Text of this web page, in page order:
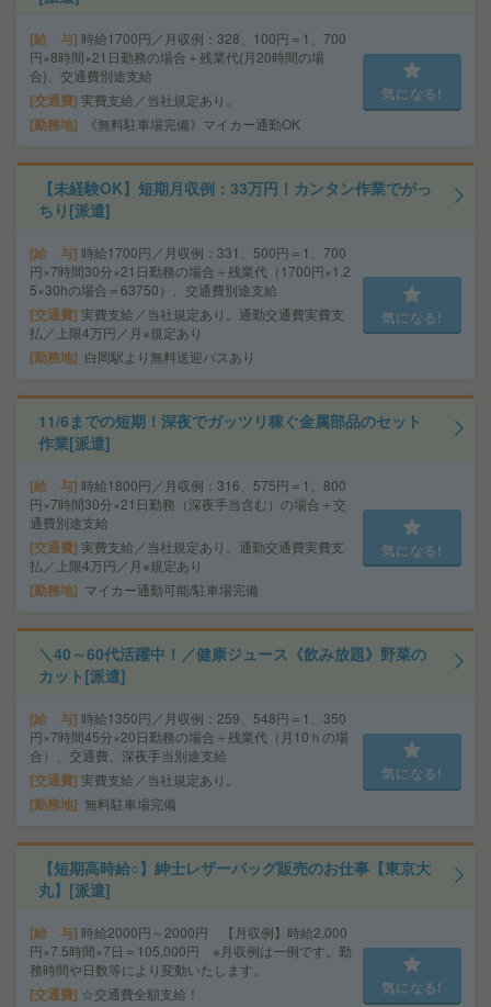
給 与 時給1700円／月収例：328、100円＝1、700
円×8時間×21日勤務の場合＋残業代(月20時間の場
合)、交通費別途支給
交通費 実費支給／当社規定あり。
勤務地 《無料駐車場完備》マイカー通勤OK
気になる!
【未経験OK】短期月収例：33万円！カンタン作業でがっ
ちり[派遣]
給 与 時給1700円／月収例：331、500円＝1、700
円×7時間30分×21日勤務の場合＋残業代（1700円×1.2
5×30hの場合＝63750）、交通費別途支給
交通費 実費支給／当社規定あり。通勤交通費実費支
払／上限4万円／月※規定あり
勤務地 白岡駅より無料送迎バスあり
気になる!
11/6までの短期！深夜でガッツリ稼ぐ金属部品のセット
作業[派遣]
給 与 時給1800円／月収例：316、575円＝1、800
円×7時間30分×21日勤務（深夜手当含む）の場合＋交
通費別途支給
交通費 実費支給／当社規定あり。通勤交通費実費支
払／上限4万円／月※規定あり
勤務地 マイカー通勤可能/駐車場完備
気になる!
＼40～60代活躍中！／健康ジュース《飲み放題》野菜の
カット[派遣]
給 与 時給1350円／月収例：259、548円＝1、350
円×7時間45分×20日勤務の場合＋残業代（月10ｈの場
合）、交通費、深夜手当別途支給
交通費 実費支給／当社規定あり。
勤務地 無料駐車場完備
気になる!
【短期高時給○】紳士レザーバッグ販売のお仕事【東京大
丸】[派遣]
給 与 時給2000円～2000円 【月収例】時給2,000
円×7.5時間×7日＝105,000円 ※月収例は一例です。勤
務時間や日数等により変動いたします。
交通費 ☆交通費全額支給！ 気になる!